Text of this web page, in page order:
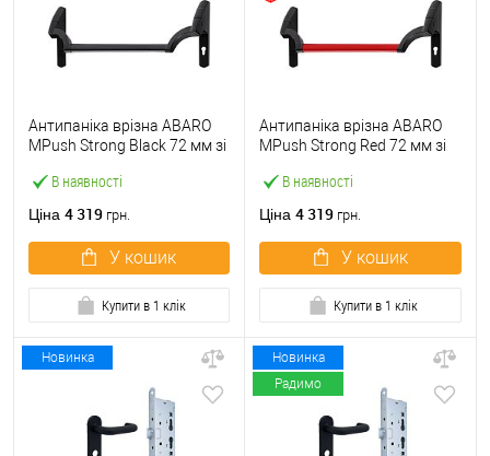
В наявності
Антипаніка врізна ABARO
МPush Strong Black 72 мм зі
Ціна 4 319 грн.
У кошик
Купити в 1 клік
В наявності
Антипаніка врізна ABARO
МPush Strong Red 72 мм зі
Ціна 4 319 грн.
У кошик
Купити в 1 клік
Новинка
Новинка
Радимо